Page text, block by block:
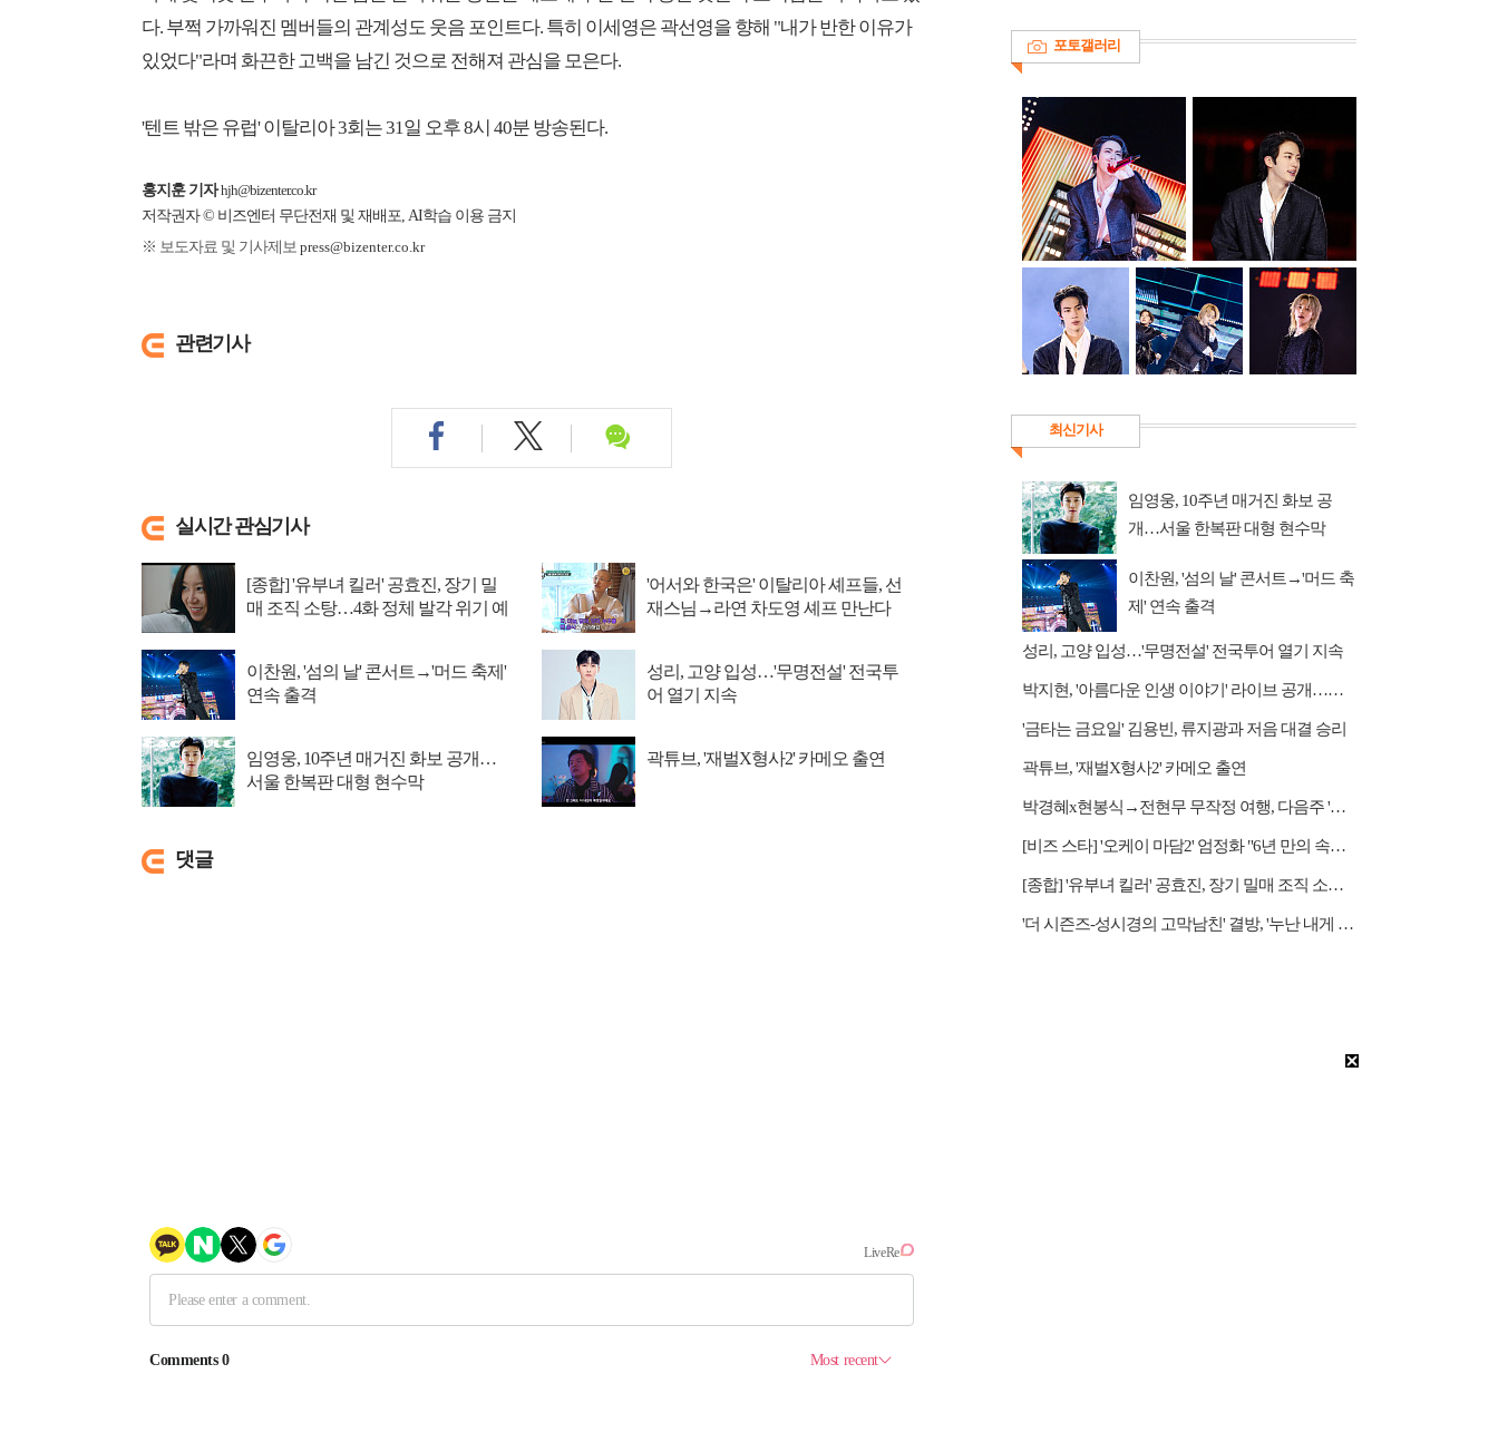
다. 부쩍 가까워진 멤버들의 관계성도 웃음 포인트다. 특히 이세영은 곽선영을 향해 "내가 반한 이유가
있었다"라며 화끈한 고백을 남긴 것으로 전해져 관심을 모은다.
'텐트 밖은 유럽' 이탈리아 3회는 31일 오후 8시 40분 방송된다.
홍지훈 기자 hjh@bizenter.co.kr
저작권자 © 비즈엔터 무단전재 및 재배포, AI학습 이용 금지
※ 보도자료 및 기사제보 press@bizenter.co.kr
관련기사
실시간 관심기사
[종합] '유부녀 킬러' 공효진, 장기 밀
매 조직 소탕…4화 정체 발각 위기 예
'어서와 한국은' 이탈리아 셰프들, 선
재스님→라연 차도영 셰프 만난다
이찬원, '섬의 날' 콘서트→'머드 축제'
연속 출격
성리, 고양 입성…'무명전설' 전국투
어 열기 지속
임영웅, 10주년 매거진 화보 공개…
서울 한복판 대형 현수막
곽튜브, '재벌X형사2' 카메오 출연
댓글
포토갤러리
최신기사
임영웅, 10주년 매거진 화보 공
개…서울 한복판 대형 현수막
이찬원, '섬의 날' 콘서트→'머드 축
제' 연속 출격
성리, 고양 입성…'무명전설' 전국투어 열기 지속
박지현, '아름다운 인생 이야기' 라이브 공개…감성 보컬 전달
'금타는 금요일' 김용빈, 류지광과 저음 대결 승리
곽튜브, '재벌X형사2' 카메오 출연
박경혜x현봉식→전현무 무작정 여행, 다음주 '나 혼자 산다' 예고
[비즈 스타] '오케이 마담2' 엄정화 "6년 만의 속편 제작, 하늘의 뜻"(인터뷰)
[종합] '유부녀 킬러' 공효진, 장기 밀매 조직 소탕…4화 정체 발각 위기 예고
'더 시즌즈-성시경의 고막남친' 결방, '누난 내게 여자야2' 커플 스토리 편성